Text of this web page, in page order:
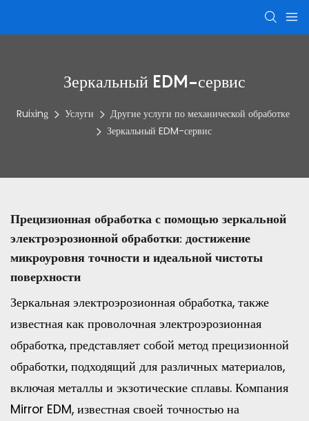
Зеркальный EDM-сервис
Ruixing Услуги
Другие услуги по механической обработке
Зеркальный EDM-сервис
Прецизионная обработка с помощью зеркальной
электроэрозионной обработки: достижение
микроуровня точности и идеальной чистоты
поверхности
Зеркальная электроэрозионная обработка, также
известная как проволочная электроэрозионная
обработка, представляет собой метод прецизионной
обработки, подходящий для различных материалов,
включая металлы и экзотические сплавы. Компания
Mirror EDM, известная своей точностью на